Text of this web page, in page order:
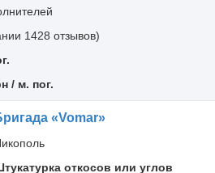
1428 отзывов)
/ м. пог.
«Vomar»
откосов или углов